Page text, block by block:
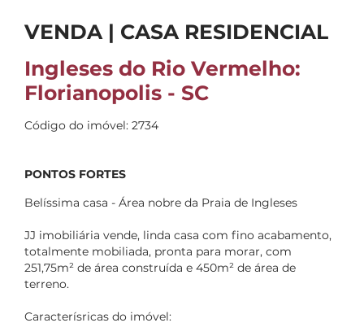
VENDA | CASA RESIDENCIAL
Ingleses do Rio Vermelho:
Florianopolis - SC
Código do imóvel: 2734
PONTOS FORTES
Belíssima casa - Área nobre da Praia de Ingleses
JJ imobiliária vende, linda casa com fino acabamento,
totalmente mobiliada, pronta para morar, com
251,75m² de área construída e 450m² de área de
terreno.
Caracterísricas do imóvel: